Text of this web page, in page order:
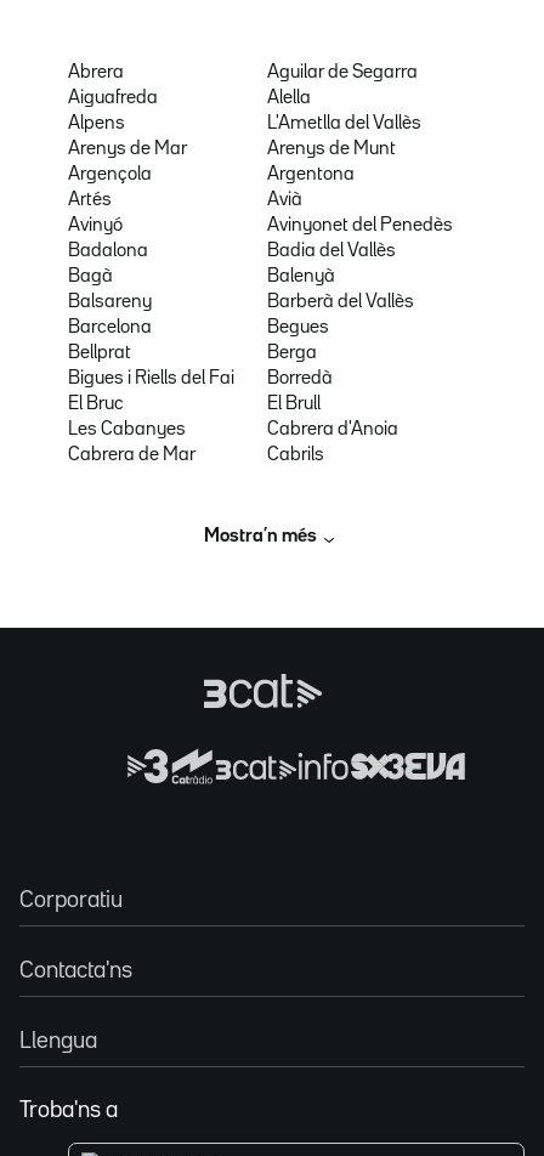
Abrera
Aguilar de Segarra
Aiguafreda
Alella
Alpens
L'Ametlla del Vallès
Arenys de Mar
Arenys de Munt
Argençola
Argentona
Artés
Avià
Avinyó
Avinyonet del Penedès
Badalona
Badia del Vallès
Bagà
Balenyà
Balsareny
Barberà del Vallès
Barcelona
Begues
Bellprat
Berga
Bigues i Riells del Fai
Borredà
El Bruc
El Brull
Les Cabanyes
Cabrera d'Anoia
Cabrera de Mar
Cabrils
Mostra’n més
Corporatiu
Contacta'ns
Llengua
Troba'ns a